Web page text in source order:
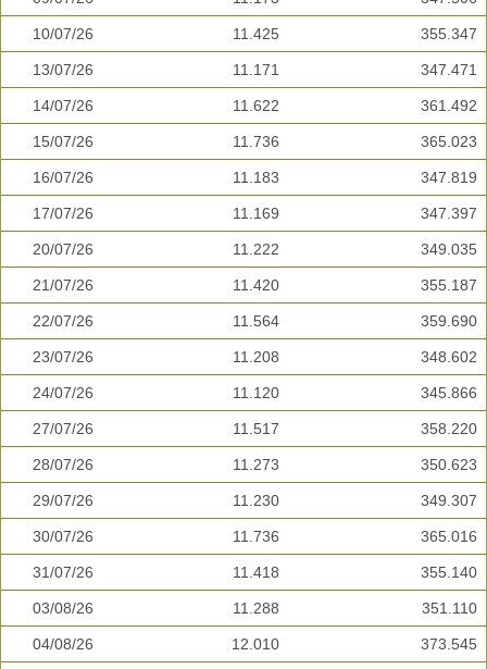
10/07/26 11.425 355.347
13/07/26 11.171 347.471
14/07/26 11.622 361.492
15/07/26 11.736 365.023
16/07/26 11.183 347.819
17/07/26 11.169 347.397
20/07/26 11.222 349.035
21/07/26 11.420 355.187
22/07/26 11.564 359.690
23/07/26 11.208 348.602
24/07/26 11.120 345.866
27/07/26 11.517 358.220
28/07/26 11.273 350.623
29/07/26 11.230 349.307
30/07/26 11.736 365.016
31/07/26 11.418 355.140
03/08/26 11.288 351.110
04/08/26 12.010 373.545